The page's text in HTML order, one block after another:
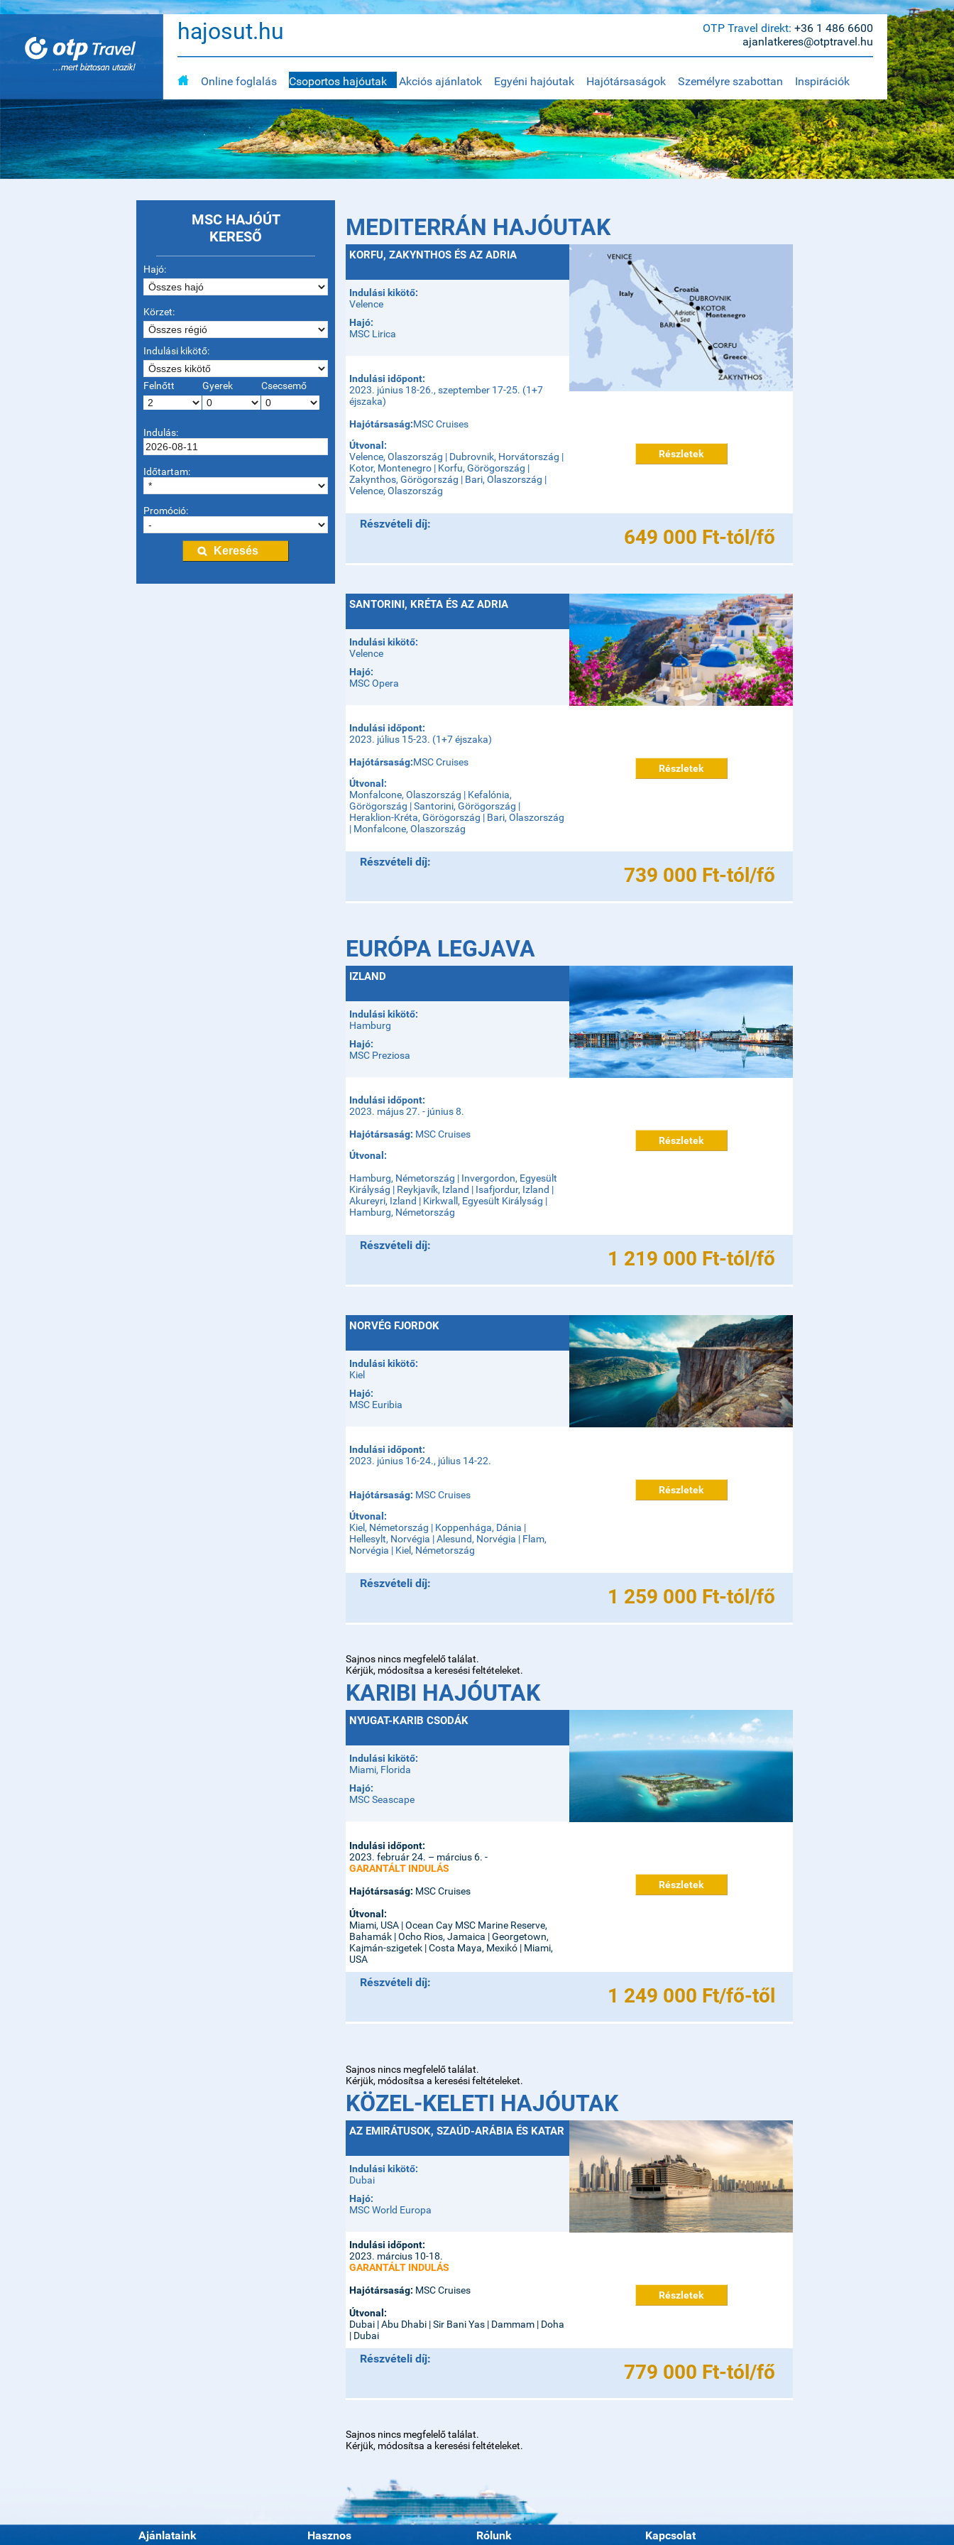
hajosut.hu OTP Travel direkt: +36 1 486 6600
ajanlatkeres@otptravel.hu
Online foglalás Csoportos hajóutak Akciós ajánlatok Egyéni hajóutak Hajótársaságok Személyre szabottan Inspirációk
MSC HAJÓÚT
KERESŐ
Hajó:
Körzet:
Indulási kikötő:
Felnőtt Gyerek Csecsemő
Indulás:
Időtartam:
Promóció:
MEDITERRÁN HAJÓUTAK
KORFU, ZAKYNTHOS ÉS AZ ADRIA
Indulási kikötő:
Velence
Hajó:
MSC Lirica
Indulási időpont:
2023. június 18-26., szeptember 17-25. (1+7
éjszaka)
Hajótársaság:MSC Cruises
Útvonal:
Velence, Olaszország | Dubrovnik, Horvátország |
Kotor, Montenegro | Korfu, Görögország |
Zakynthos, Görögország | Bari, Olaszország |
Velence, Olaszország
Részletek
Részvételi díj:
649 000 Ft-tól/fő
SANTORINI, KRÉTA ÉS AZ ADRIA
Indulási kikötő:
Velence
Hajó:
MSC Opera
Indulási időpont:
2023. július 15-23. (1+7 éjszaka)
Hajótársaság:MSC Cruises
Útvonal:
Monfalcone, Olaszország | Kefalónia,
Görögország | Santorini, Görögország |
Heraklion-Kréta, Görögország | Bari, Olaszország
| Monfalcone, Olaszország
Részletek
Részvételi díj:
739 000 Ft-tól/fő
EURÓPA LEGJAVA
IZLAND
Indulási kikötő:
Hamburg
Hajó:
MSC Preziosa
Indulási időpont:
​2023. május 27. - június 8.
Hajótársaság: MSC Cruises
Útvonal:
Hamburg, Németország | Invergordon, Egyesült
Királyság | Reykjavík, Izland | Isafjordur, Izland |
Akureyri, Izland | Kirkwall, Egyesült Királyság |
Hamburg, Németország
Részletek
Részvételi díj:
1 219 000 Ft-tól/fő
NORVÉG FJORDOK
Indulási kikötő:
Kiel
Hajó:
MSC Euribia
Indulási időpont:
2023. június 16-24., július 14-22.
Hajótársaság: MSC Cruises
Útvonal:
Kiel, Németország | Koppenhága, Dánia |
Hellesylt, Norvégia | Alesund, Norvégia | Flam,
Norvégia | Kiel, Németország
Részletek
Részvételi díj:
1 259 000 Ft-tól/fő
Sajnos nincs megfelelő találat.
Kérjük, módosítsa a keresési feltételeket.
KARIBI HAJÓUTAK
NYUGAT-KARIB CSODÁK
Indulási kikötő:
Miami, Florida
Hajó:
MSC Seascape
Indulási időpont:
2023. február 24. – március 6. -
GARANTÁLT INDULÁS
Hajótársaság: MSC Cruises
Útvonal:
Miami, USA | Ocean Cay MSC Marine Reserve,
Bahamák | Ocho Rios, Jamaica | Georgetown,
Kajmán-szigetek | Costa Maya, Mexikó | Miami,
USA
Részletek
Részvételi díj:
1 249 000 Ft/fő-től
Sajnos nincs megfelelő találat.
Kérjük, módosítsa a keresési feltételeket.
KÖZEL-KELETI HAJÓUTAK
AZ EMIRÁTUSOK, SZAÚD-ARÁBIA ÉS KATAR
Indulási kikötő:
Dubai
Hajó:
MSC World Europa
Indulási időpont:
2023. március 10-18.
GARANTÁLT INDULÁS
Hajótársaság: MSC Cruises
Útvonal:
Dubai | Abu Dhabi | Sir Bani Yas | Dammam | Doha
| Dubai
Részletek
Részvételi díj:
779 000 Ft-tól/fő
Sajnos nincs megfelelő találat.
Kérjük, módosítsa a keresési feltételeket.
Ajánlataink Hasznos Rólunk Kapcsolat